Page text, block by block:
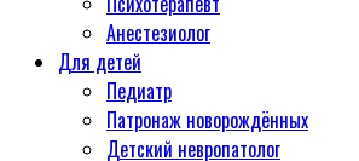
Aнестезиолог
Для детей
Педиатр
Патронаж новорождённых
Детский невропатолог